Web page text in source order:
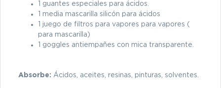
1 guantes especiales para ácidos.
1 media mascarilla silicón para ácidos
1 juego de filtros para vapores para vapores (
para mascarilla)
1 goggles antiempañes con mica transparente.
Absorbe: Ácidos, aceites, resinas, pinturas, solventes.